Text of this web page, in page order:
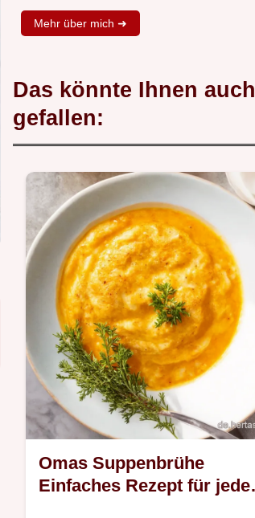
Mehr über mich ➜
Das könnte Ihnen auch
gefallen:
Omas Suppenbrühe
Einfaches Rezept für jede